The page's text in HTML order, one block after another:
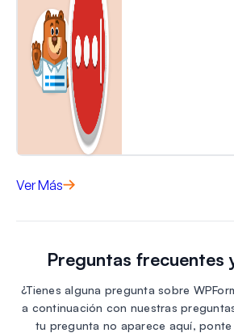
Ver Más
Preguntas frecuentes
¿Tienes alguna pregunta sobre
a continuación con nuestras
tu pregunta no aparece aquí,